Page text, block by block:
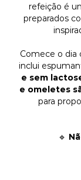
refeição é
preparados
Comece o dia
inclui
e sem
e omeletes
para
🔹